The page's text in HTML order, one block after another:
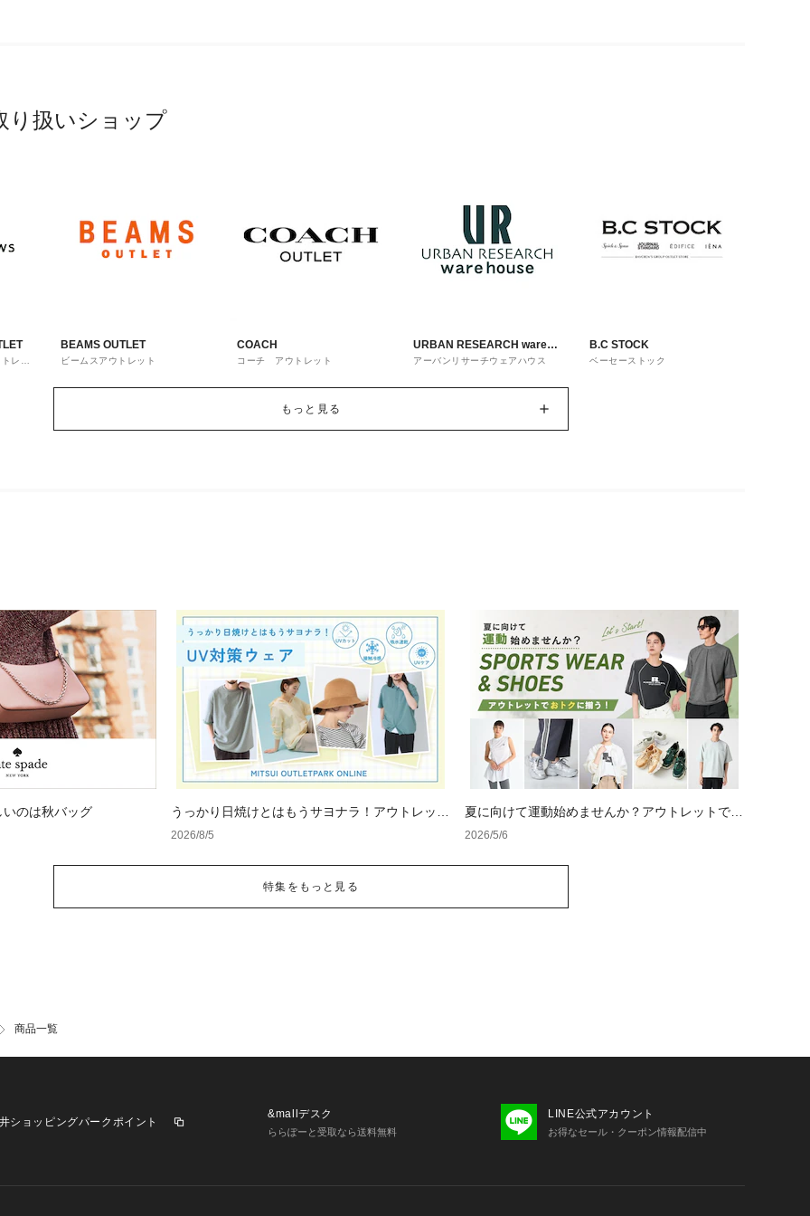
り扱いショップ
レッ
BEAMS OUTLET
ビームスアウトレット
COACH
コーチ アウトレット
URBAN RESEARCH ware
house
アーバンリサーチウェアハウス
B.C STOCK
ベーセーストック
もっと見る
のは秋バッグ
うっかり日焼けとはもうサヨナラ！アウトレット
で見つけるUV対策ウェア
2026/8/5
夏に向けて運動始めませんか？アウトレットで揃
えるスポーツウェア＆シューズ
2026/5/6
特集をもっと見る
商品一覧
ショッピングパークポイント
&mallデスク
ららぽーと受取なら送料無料
LINE公式アカウント
お得なセール・クーポン情報配信中